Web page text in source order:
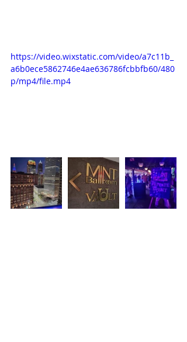
https://video.wixstatic.com/video/a7c11b_
a6b0ece5862746e4ae636786fcbbfb60/480
p/mp4/file.mp4